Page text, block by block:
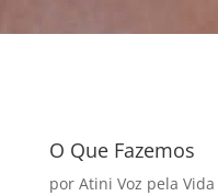
O Que Fazemos
por Atini Voz pela Vida